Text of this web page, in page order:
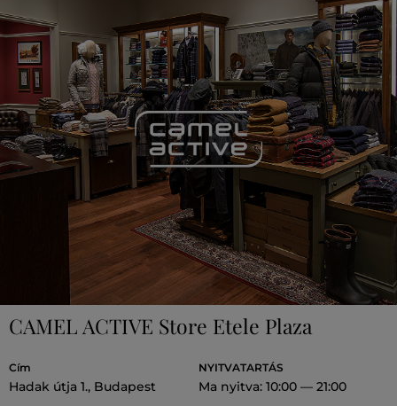
CAMEL ACTIVE Store Etele Plaza
Cím
Hadak útja 1., Budapest
NYITVATARTÁS
Ma nyitva: 10:00 — 21:00